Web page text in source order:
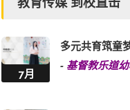
7月
多元共育筑童
- 基督教乐道